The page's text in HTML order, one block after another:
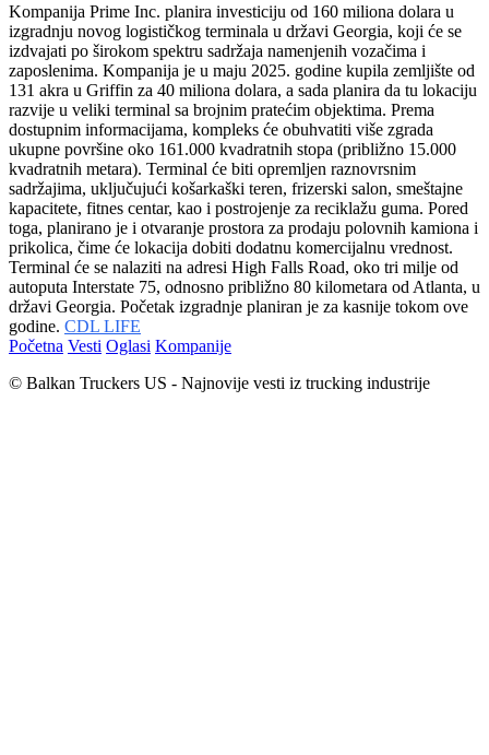
Kompanija Prime Inc. planira investiciju od 160 miliona dolara u
izgradnju novog logističkog terminala u državi Georgia, koji će se
izdvajati po širokom spektru sadržaja namenjenih vozačima i
zaposlenima. Kompanija je u maju 2025. godine kupila zemljište od
131 akra u Griffin za 40 miliona dolara, a sada planira da tu lokaciju
razvije u veliki terminal sa brojnim pratećim objektima. Prema
dostupnim informacijama, kompleks će obuhvatiti više zgrada
ukupne površine oko 161.000 kvadratnih stopa (približno 15.000
kvadratnih metara). Terminal će biti opremljen raznovrsnim
sadržajima, uključujući košarkaški teren, frizerski salon, smeštajne
kapacitete, fitnes centar, kao i postrojenje za reciklažu guma. Pored
toga, planirano je i otvaranje prostora za prodaju polovnih kamiona i
prikolica, čime će lokacija dobiti dodatnu komercijalnu vrednost.
Terminal će se nalaziti na adresi High Falls Road, oko tri milje od
autoputa Interstate 75, odnosno približno 80 kilometara od Atlanta, u
državi Georgia. Početak izgradnje planiran je za kasnije tokom ove
godine. CDL LIFE
Početna Vesti Oglasi Kompanije
© Balkan Truckers US - Najnovije vesti iz trucking industrije